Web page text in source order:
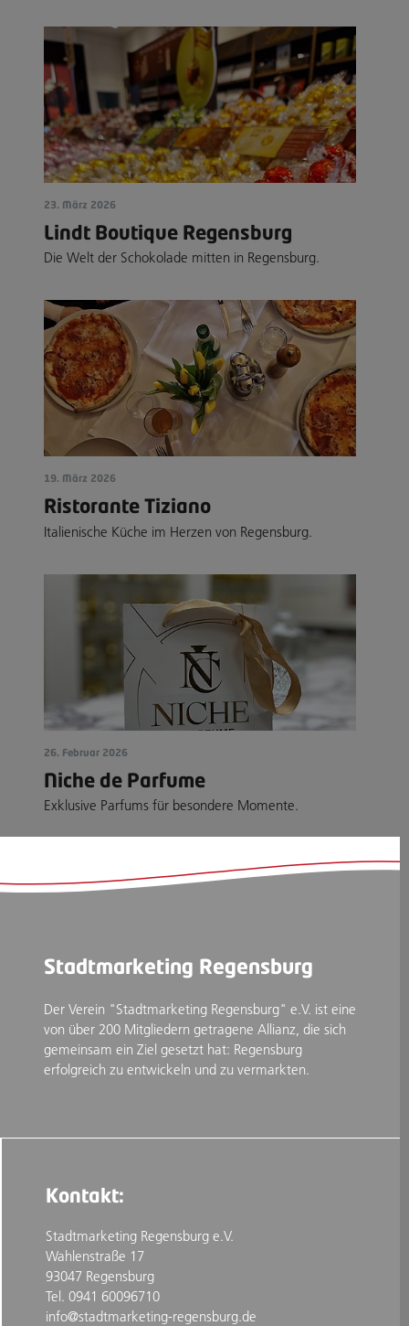
23. März 2026
Lindt Boutique Regensburg
Die Welt der Schokolade mitten in Regensburg.
19. März 2026
Ristorante Tiziano
Italienische Küche im Herzen von Regensburg.
26. Februar 2026
Niche de Parfume
Exklusive Parfums für besondere Momente.
Stadtmarketing Regensburg
Der Verein "Stadtmarketing Regensburg" e.V. ist eine
von über 200 Mitgliedern getragene Allianz, die sich
gemeinsam ein Ziel gesetzt hat: Regensburg
erfolgreich zu entwickeln und zu vermarkten.
Kontakt:
Stadtmarketing Regensburg e.V.
Wahlenstraße 17
93047 Regensburg
Tel. 0941 60096710
info@stadtmarketing-regensburg.de